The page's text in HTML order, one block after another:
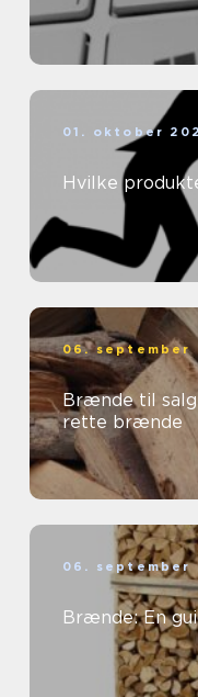
01. oktober
Hvilke
06. september
Brænde til
rette brænde
06. september
Brænde: En